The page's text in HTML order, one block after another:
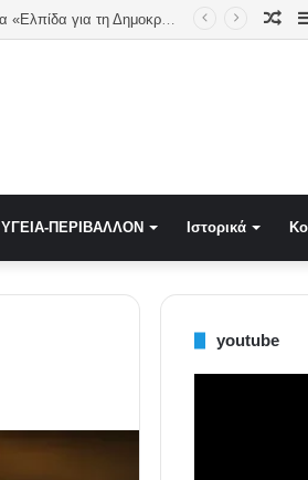
ΟΙ ΕΠΟΧΙΚΟΙ ΠΥΡΟΣΒΕΣΤΕΣ ΒΓΑΙΝΟΥΝ ΣΤΟΥΣ ΔΡΟΜΟΥΣ! ΜΕΓΑΛΗ ΔΙΑΜΑΡΤΥΡΙΑ ΕΞΩ ΑΠΟ ΤΟ ΜΕΓΑΡΟ ΜΑΞΙΜΟΥ ΓΙΑ ΤΗΝ 8ΧΡΟΝΗ ΑΝΑΜΟΝΗ ΚΑΙ ΤΗΝ ΑΠΑΙΤΗΣΗ ΓΙΑ ΜΟΝΙΜΗ ΕΡΓΑΣΙΑ
ΥΓΕΙΑ-ΠΕΡΙΒΑΛΛΟΝ Ιστορικά
youtube